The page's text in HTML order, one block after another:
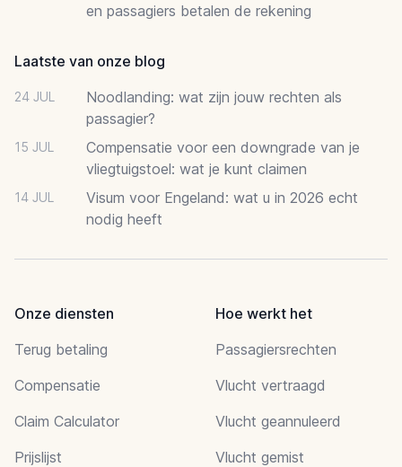
en passagiers betalen de rekening
Laatste van onze blog
24 JUL
Noodlanding: wat zijn jouw rechten als
passagier?
15 JUL
Compensatie voor een downgrade van je
vliegtuigstoel: wat je kunt claimen
14 JUL
Visum voor Engeland: wat u in 2026 echt
nodig heeft
Onze diensten
Terug betaling
Compensatie
Claim Calculator
Prijslijst
Hoe werkt het
Passagiersrechten
Vlucht vertraagd
Vlucht geannuleerd
Vlucht gemist